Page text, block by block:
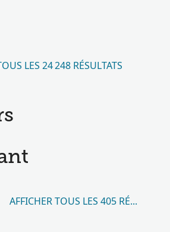
LES 24 248 RÉSULTATS
AFFICHER TOUS LES 405 RÉSULTATS